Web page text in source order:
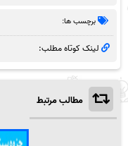
برچسب ها:
لینک کوتاه مطلب:
مطالب مرتبط